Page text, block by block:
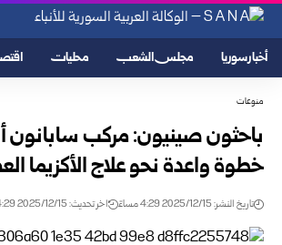
أخبار سوريا مجلس الشعب محليات
منوعات
باحثون صينيون: مركب سابانون أ
خطوة واعدة نحو علاج الأكزيما
تاريخ النشر: 2025/12/15 4:29 مساءً اخر تحديث: 2025/12/15 4:29 مساءً